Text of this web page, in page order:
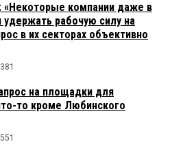
компании даже в
рабочую силу на
в их секторах объективно
381
на площадки для
то кроме Любинского
551